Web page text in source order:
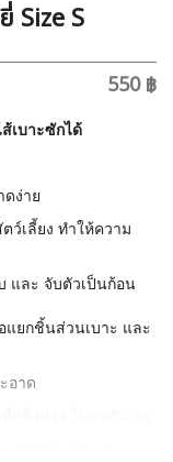
Size S
550 ฿
เบาะซักได้
ดง่าย
ว์เลี้ยง ทำให้ความ
และ จับตัวเป็นก้อน
แยกชิ้นส่วนเบาะ และ
อาด
แข็งแรง ไม่ยุบตัวง่าย
นการลื่นไถลและ